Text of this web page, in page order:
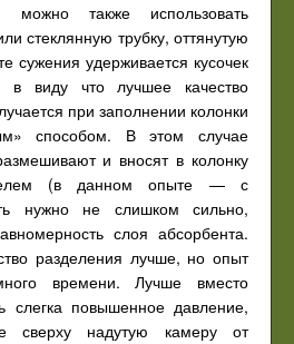
можно также использовать
стеклянную трубку, оттянутую
сужения удерживается кусочек
в виду что лучшее качество
при заполнении колонки
способом. В этом случае
и вносят в колонку
(в данном опыте — с
нужно не слишком сильно,
слоя абсорбента.
разделения лучше, но опыт
времени. Лучше вместо
слегка повышенное давление,
сверху надутую камеру от